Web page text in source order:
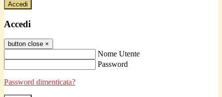
Accedi
Accedi
button close ×
Nome Utente
Password
Password dimenticata?